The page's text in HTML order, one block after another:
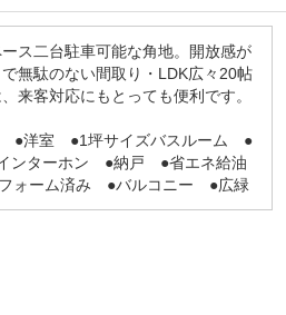
ス二台駐車可能な角地。開放感が
無駄のない間取り・LDK広々20帖
来客対応にもとっても便利です。
洋室 ●1坪サイズバスルーム ●
ンターホン ●納戸 ●省エネ給油
ォーム済み ●バルコニー ●広緑